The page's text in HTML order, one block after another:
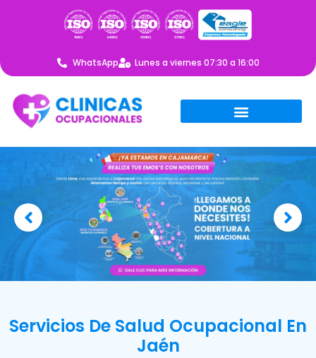
WhatsApp Lunes a viernes 07:30 a 16:00
Servicios De Salud Ocupacional En
Jaén